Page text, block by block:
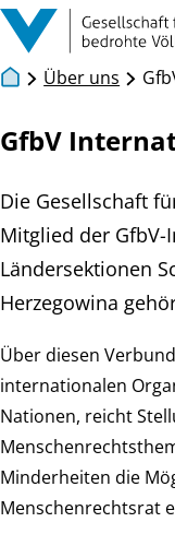
Zum Inhalt springen
Über uns
GfbV
Die Gesellschaft
Mitglied der
Ländersektionen
Herzegowina
Über diesen
internationalen
Nationen, reicht
Minderheiten die
Menschenrechtsrat